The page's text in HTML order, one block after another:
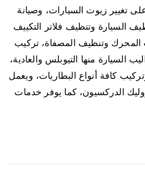
تغيير زيوت السيارات، وصيانة
السيارة وتنظيف فلاتر التكييف
المحرك وتنظيف المصفاة، تركيب
السيارة منها التيوبلس والعادية،
كافة أنواع البطاريات، ويعمل
الدركسيون، كما يوفر خدمات